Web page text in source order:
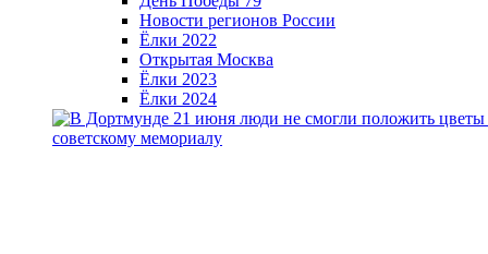
Новости регионов России
Ёлки 2022
Открытая Москва
Ёлки 2023
Ёлки 2024